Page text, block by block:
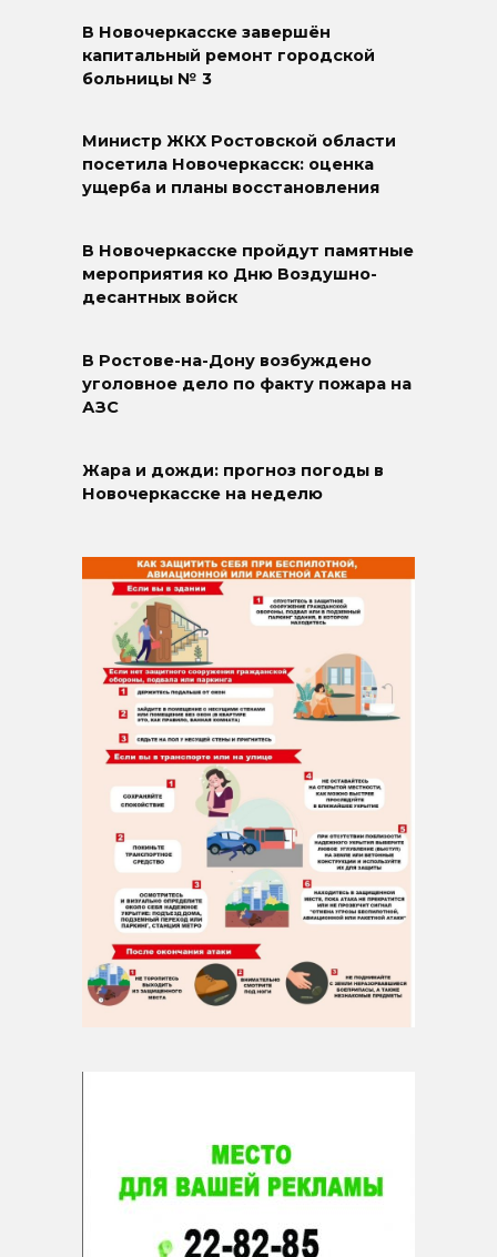
В Новочеркасске завершён
капитальный ремонт городской
больницы № 3
Министр ЖКХ Ростовской области
посетила Новочеркасск: оценка
ущерба и планы восстановления
В Новочеркасске пройдут памятные
мероприятия ко Дню Воздушно-
десантных войск
В Ростове-на-Дону возбуждено
уголовное дело по факту пожара на
АЗС
Жара и дожди: прогноз погоды в
Новочеркасске на неделю